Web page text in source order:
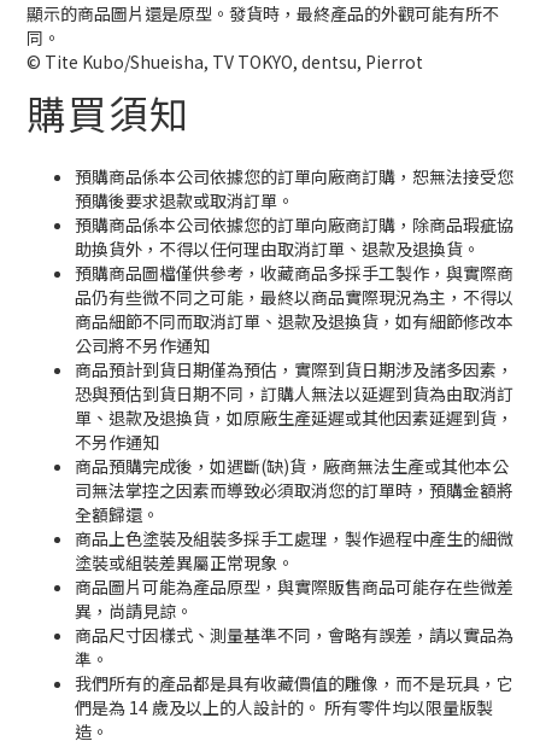
顯示的商品圖片還是原型。發貨時，最終產品的外觀可能有所不
同。
© Tite Kubo/Shueisha, TV TOKYO, dentsu, Pierrot
購買須知
預購商品係本公司依據您的訂單向廠商訂購，恕無法接受您
預購後要求退款或取消訂單。
預購商品係本公司依據您的訂單向廠商訂購，除商品瑕疵協
助換貨外，不得以任何理由取消訂單、退款及退換貨。
預購商品圖檔僅供參考，收藏商品多採手工製作，與實際商
品仍有些微不同之可能，最終以商品實際現況為主，不得以
商品細節不同而取消訂單、退款及退換貨，如有細節修改本
公司將不另作通知
商品預計到貨日期僅為預估，實際到貨日期涉及諸多因素，
恐與預估到貨日期不同，訂購人無法以延遲到貨為由取消訂
單、退款及退換貨，如原廠生產延遲或其他因素延遲到貨，
不另作通知
商品預購完成後，如遇斷(缺)貨，廠商無法生產或其他本公
司無法掌控之因素而導致必須取消您的訂單時，預購金額將
全額歸還。
商品上色塗裝及組裝多採手工處理，製作過程中產生的細微
塗裝或組裝差異屬正常現象。
商品圖片可能為產品原型，與實際販售商品可能存在些微差
異，尚請見諒。
商品尺寸因樣式、測量基準不同，會略有誤差，請以實品為
準。
我們所有的產品都是具有收藏價值的雕像，而不是玩具，它
們是為 14 歲及以上的人設計的。 所有零件均以限量版製
造。